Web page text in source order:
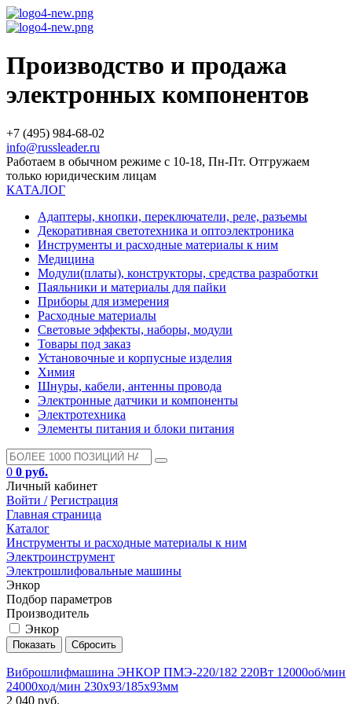
Производство и продажа
электронных компонентов
+7 (495) 984-68-02
info@russleader.ru
Работаем в обычном режиме с 10-18, Пн-Пт. Отгружаем
только юридическим лицам
КАТАЛОГ
Адаптеры, кнопки, переключатели, реле, разъемы
Декоративная светотехника и оптоэлектроника
Инструменты и расходные материалы к ним
Медицина
Модули(платы), конструкторы, средства разработки
Паяльники и материалы для пайки
Приборы для измерения
Расходные материалы
Световые эффекты, наборы, модули
Товары под заказ
Установочные и корпусные изделия
Химия
Шнуры, кабели, антенны провода
Электронные датчики и компоненты
Электротехника
Элементы питания и блоки питания
0 0 руб.
Личный кабинет
Войти / Регистрация
Главная страница
Каталог
Инструменты и расходные материалы к ним
Электроинструмент
Электрошлифовальные машины
Энкор
Подбор параметров
Производитель
Энкор
Виброшлифмашина ЭНКОР ПМЭ-220/182 220Вт 12000об/мин
24000ход/мин 230х93/185х93мм
2 040 руб.